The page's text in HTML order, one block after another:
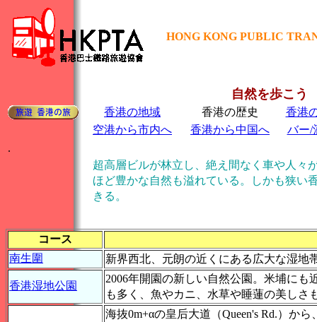
HONG KONG PUBLIC
自然を歩こう
香港の地域 香港の歴史
香港
空港から市内へ
香港から中国へ
バー/
.
超高層ビルが林立し、絶え間なく車や人々
ほど豊かな自然も溢れている。しかも狭い
きる。
コース
南生圍
新界西北、元朗の近くにある広大な湿地
香港湿地公園
2006年開園の新しい自然公園。米埔に
も多く、魚やカニ、水草や睡蓮の美しさ
海抜0m+αの皇后大道（Queen's Rd.）か